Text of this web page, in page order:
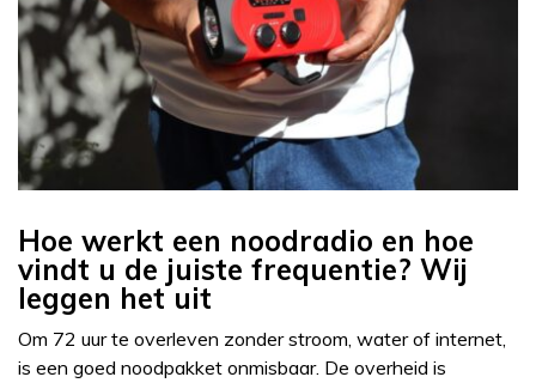
Hoe werkt een noodradio en hoe
vindt u de juiste frequentie? Wij
leggen het uit
Om 72 uur te overleven zonder stroom, water of internet,
is een goed noodpakket onmisbaar. De overheid is